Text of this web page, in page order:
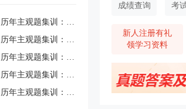
免费试听
免费试听
2023CPA《财务成本管理》历年主观题集训：计算分析题（五）
​2023CPA《财务成本管理》历年主观题集训：计算分析题（四）
2023CPA《财务成本管理》历年主观题集训：计算分析题（三）
2023CPA《财务成本管理》历年主观题集训：计算分析题（二）
2023CPA《财务成本管理》历年主观题集训：计算分析题（一）
成绩查询 考
新人注册有礼
领学习资料